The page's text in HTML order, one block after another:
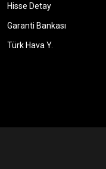
Hisse Detay
Garanti Bankası
Türk Hava Y.